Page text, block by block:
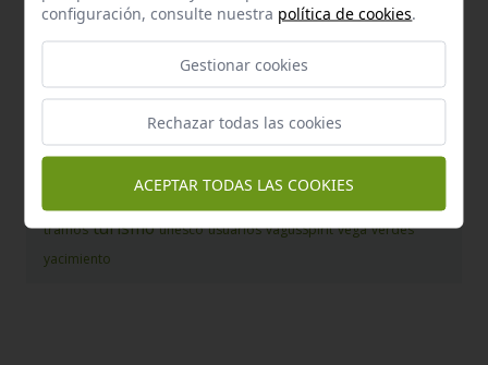
marchena marismas mtb museo museográfico natural
oleoturismo
patrimonio
reconquista
rural
titanio
tramos turismo unesco usuarios vagusSpirit vega verdes
yacimiento
configuración, consulte nuestra política de cookies.
Gestionar cookies
Rechazar todas las cookies
ACEPTAR TODAS LAS COOKIES